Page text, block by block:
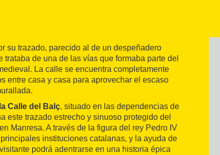
su trazado, parecido al de un despeñadero
de una de las vías que formaba parte del
La calle se encuentra completamente
entre casa y casa para aprovechar el escaso
Calle del Balç, situado en las dependencias de
este trazado estrecho y sinuoso protegido del
Manresa. A través de la figura del rey Pedro IV
instituciones catalanas, y la ayuda de
podrá adentrarse en una historia épica